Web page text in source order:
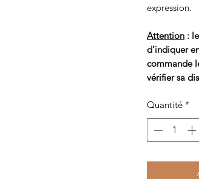
expression.
Attention :
d’indiquer
commande
vérifier sa
Quantité *